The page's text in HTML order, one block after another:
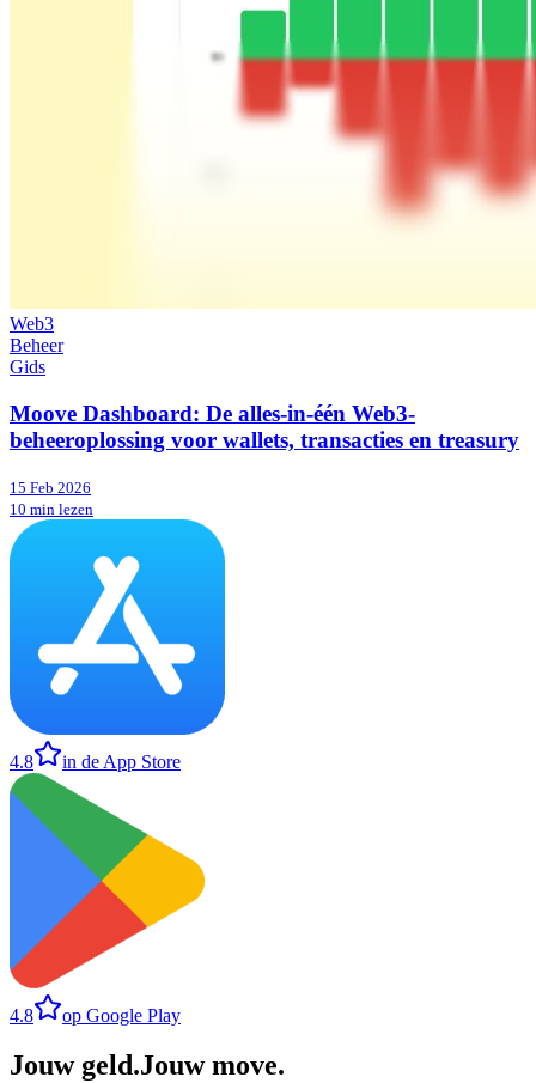
Web3
Beheer
Gids
Moove Dashboard: De alles-in-één Web3-
beheeroplossing voor wallets, transacties en treasury
15 Feb 2026
10 min lezen
4.8 in de App Store
4.8 op Google Play
Jouw geld.Jouw move.